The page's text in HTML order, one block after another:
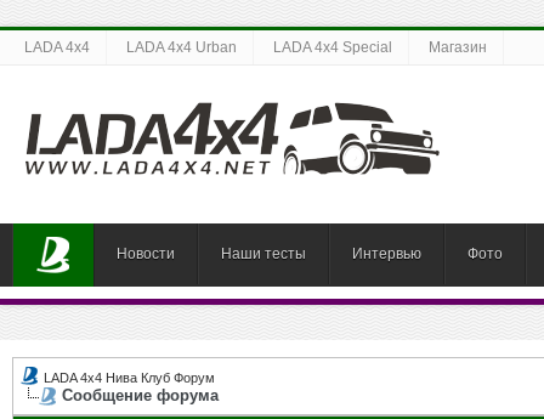
LADA 4x4 LADA 4x4 Urban LADA 4x4 Special Магазин
Новости Наши тесты Интервью Фото
LADA 4x4 Нива Клуб Форум
Сообщение форума